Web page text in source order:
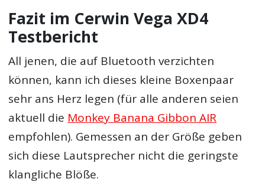
Fazit im Cerwin Vega XD4
Testbericht
All jenen, die auf Bluetooth verzichten
können, kann ich dieses kleine Boxenpaar
sehr ans Herz legen (für alle anderen seien
aktuell die Monkey Banana Gibbon AIR
empfohlen). Gemessen an der Größe geben
sich diese Lautsprecher nicht die geringste
klangliche Blöße.